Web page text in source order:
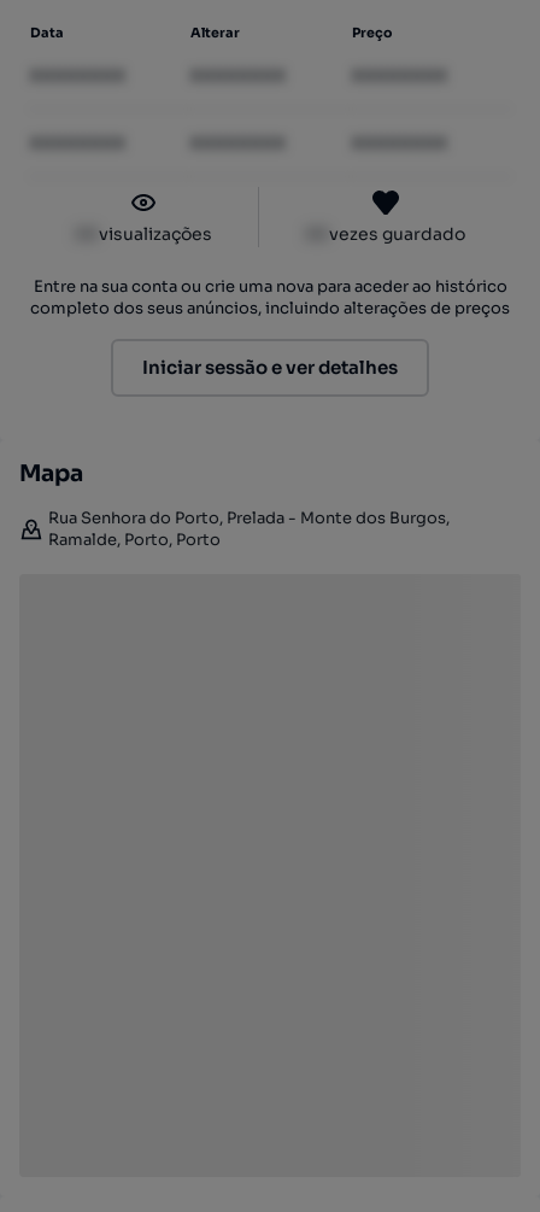
Data Alterar Preço
visualizações vezes guardado
Entre na sua conta ou crie uma nova para aceder ao histórico
completo dos seus anúncios, incluindo alterações de preços
Iniciar sessão e ver detalhes
Mapa
Rua Senhora do Porto, Prelada - Monte dos Burgos,
Ramalde, Porto, Porto